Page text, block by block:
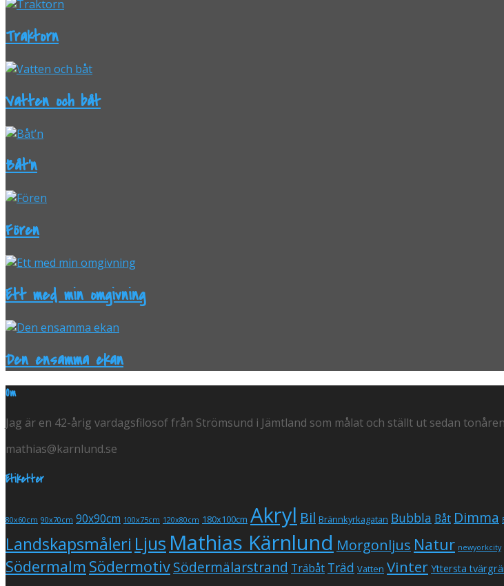
Traktorn
Vatten och båt
Båt’n
Fören
Ett med min omgivning
Den ensamma ekan
Om
Jag är en 42-årig vardagsfilosof från Strömsund i Jämtland som målat och ställt ut sedan
mathias@karnlund.se
Etiketter
80x60cm 90x70cm 90x90cm 100x75cm 120x80cm 180x100cm Akryl Bil Brännkyrkagatan Bubbla Båt Dimma
Landskapsmåleri Ljus Mathias Kärnlund Morgonljus Natur newyorkcity
Södermalm SödermotivSödermälarstrand Träbåt Träd Vatten Vinter Yttersta